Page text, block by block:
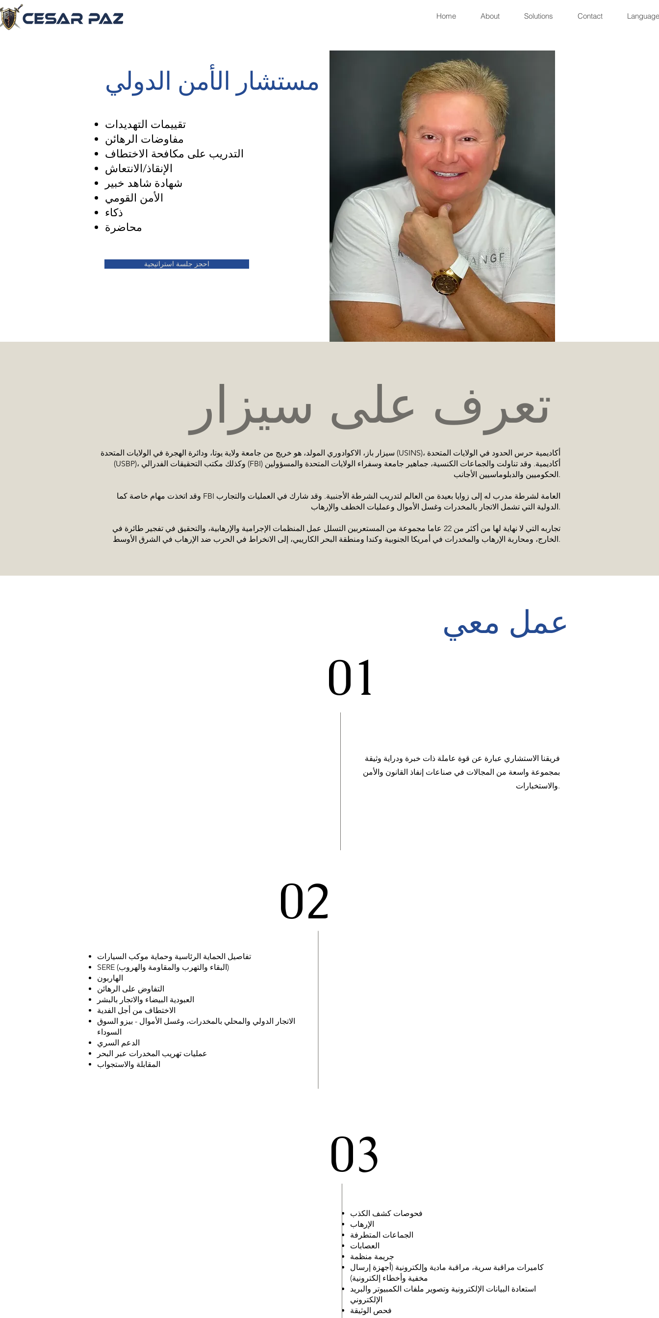
Home About Solutions Contact
مستشار الأمن الدولي
تقييمات التهديدات
مفاوضات الرهائن
التدريب على مكافحة الاختطاف
الإنقاذ/الانتعاش
شهادة شاهد خبير
الأمن القومي
ذكاء
محاضرة
احجز جلسة استراتيجية
تعرف على سيزار
سيزار باز، الاكوادوري المولد، هو خريج من جامعة ولاية يوتا، ودائرة الهجرة في الولايات المتحدة (USINS)، أكاديمية حرس الحدود في الولايات المتحدة
(USBP)، وكذلك مكتب التحقيقات الفدرالي (FBI) أكاديمية. وقد تناولت والجماعات الكنسية، جماهير جامعة وسفراء الولايات المتحدة والمسؤولين
الحكوميين والدبلوماسيين الأجانب.
وقد اتخذت مهام خاصة كما FBI العامة لشرطة مدرب له إلى زوايا بعيدة من العالم لتدريب الشرطة الأجنبية. وقد شارك في العمليات والتجارب
الدولية التي تشمل الاتجار بالمخدرات وغسل الأموال وعمليات الخطف والإرهاب.
تجاربه التي لا نهاية لها من أكثر من 22 عاما مجموعة من المستعربين التسلل عمل المنظمات الإجرامية والإرهابية، والتحقيق في تفجير طائرة في
الخارج، ومحاربة الإرهاب والمخدرات في أمريكا الجنوبية وكندا ومنطقة البحر الكاريبي، إلى الانخراط في الحرب ضد الإرهاب في الشرق الأوسط.
عمل معي
01
فريقنا الاستشاري عبارة عن قوة عاملة ذات خبرة ودراية وثيقة
بمجموعة واسعة من المجالات في صناعات إنفاذ القانون والأمن
والاستخبارات.
02
تفاصيل الحماية الرئاسية وحماية موكب السيارات
SERE (البقاء والتهرب والمقاومة والهروب)
الهاربون
التفاوض على الرهائن
العبودية البيضاء والاتجار بالبشر
الاختطاف من أجل الفدية
الاتجار الدولي والمحلي بالمخدرات، وغسل الأموال - بيزو السوق
السوداء
الدعم السري
عمليات تهريب المخدرات عبر البحر
المقابلة والاستجواب
03
فحوصات كشف الكذب
الإرهاب
جريمة منظمة
كاميرات مراقبة سرية، مراقبة مادية وإلكترونية (أجهزة إرسال
مخفية وأخطاء إلكترونية)
استعادة البيانات الإلكترونية وتصوير ملفات الكمبيوتر والبريد
الإلكتروني
فحص الوثيقة